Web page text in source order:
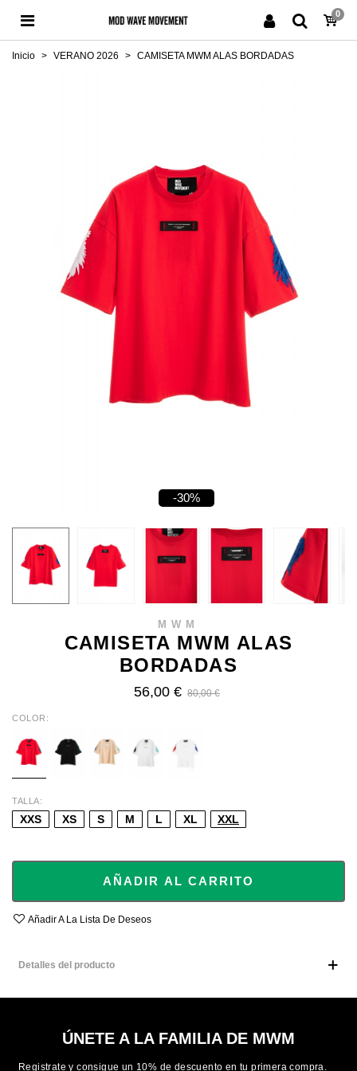
0
Inicio > VERANO 2026 > CAMISETA MWM ALAS BORDADAS
-30%
MWM
CAMISETA MWM ALAS
BORDADAS
56,00 € 80,00 €
COLOR
TALLA
XXS XS S M L XL XXL
AÑADIR AL CARRITO
Añadir A La Lista De Deseos
Detalles del producto
ÚNETE A LA FAMILIA DE MWM
Registrate y consigue un 10% de descuento en tu primera compra.